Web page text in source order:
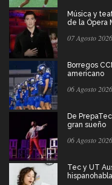
Música y
de la Ópera
07 Agosto 2026
Borregos
americano
06 Agosto 2026
De
gran sueño
06 Agosto 2026
Tec y UT